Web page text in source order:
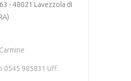
- 48021 Lavezzola di
0545 985831 Uff.